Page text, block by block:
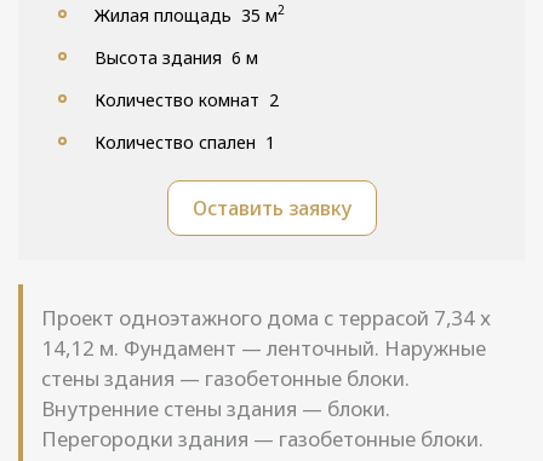
Жилая площадь 35 м2
Высота здания 6 м
Количество комнат 2
Количество спален 1
Оставить заявку
Проект одноэтажного дома с террасой 7,34 х
14,12 м. Фундамент — ленточный. Наружные
стены здания — газобетонные блоки.
Внутренние стены здания — блоки.
Перегородки здания — газобетонные блоки.